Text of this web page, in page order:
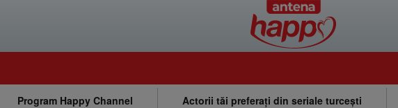
Program Happy Channel Actorii tăi preferați din seriale turcești